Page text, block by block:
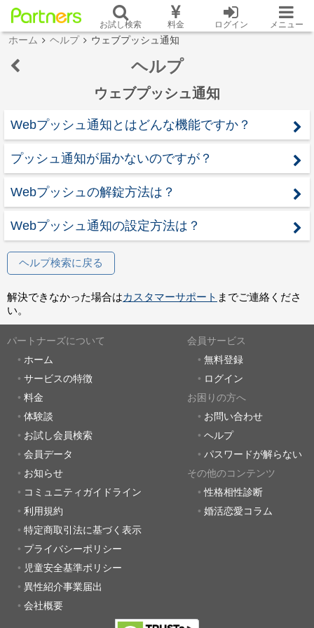
お試し検索 料金 ログイン メニュー
ホーム ヘルプ ウェブプッシュ通知
ヘルプ
ウェブプッシュ通知
Webプッシュ通知とはどんな機能ですか？
プッシュ通知が届かないのですが？
Webプッシュの解錠方法は？
Webプッシュ通知の設定方法は？
ヘルプ検索に戻る
解決できなかった場合はカスタマーサポート までご連絡くださ
い。
パートナーズについて
ホーム
サービスの特徴
料金
体験談
お試し会員検索
会員データ
お知らせ
コミュニティガイドライン
利用規約
特定商取引法に基づく表示
プライバシーポリシー
児童安全基準ポリシー
異性紹介事業届出
会社概要
会員サービス
無料登録
ログイン
お困りの方へ
お問い合わせ
ヘルプ
パスワードが解らない
その他のコンテンツ
性格相性診断
婚活恋愛コラム